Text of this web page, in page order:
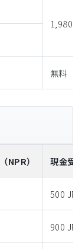
1,980
無料
（NPR） 現金受
500 JPY
900 JPY